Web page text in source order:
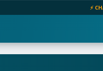
⚡